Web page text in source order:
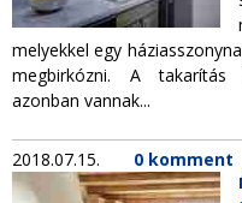
melyekkel egy
megbirkózni. A takarítás
azonban vannak...
2018.07.15. 0 komment